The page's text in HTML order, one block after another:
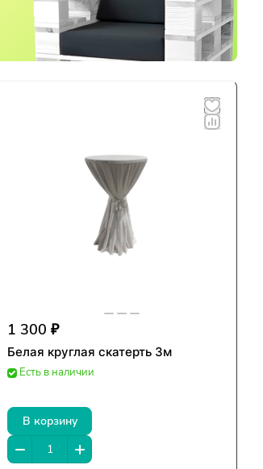
1 300 ₽
Белая круглая скатерть 3м
Есть в наличии
В корзину